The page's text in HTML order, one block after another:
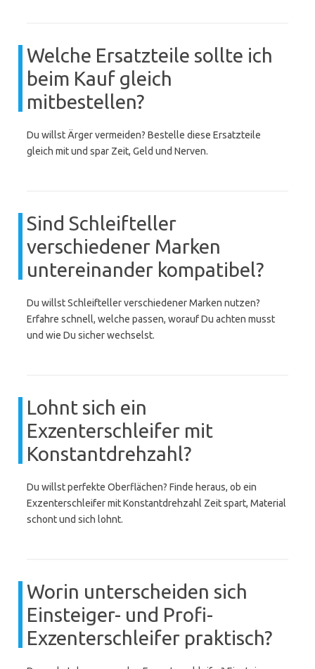
Welche Ersatzteile sollte ich
beim Kauf gleich
mitbestellen?
Du willst Ärger vermeiden? Bestelle diese Ersatzteile
gleich mit und spar Zeit, Geld und Nerven.
Sind Schleifteller
verschiedener Marken
untereinander kompatibel?
Du willst Schleifteller verschiedener Marken nutzen?
Erfahre schnell, welche passen, worauf Du achten musst
und wie Du sicher wechselst.
Lohnt sich ein
Exzenterschleifer mit
Konstantdrehzahl?
Du willst perfekte Oberflächen? Finde heraus, ob ein
Exzenterschleifer mit Konstantdrehzahl Zeit spart, Material
schont und sich lohnt.
Worin unterscheiden sich
Einsteiger- und Profi-
Exzenterschleifer praktisch?